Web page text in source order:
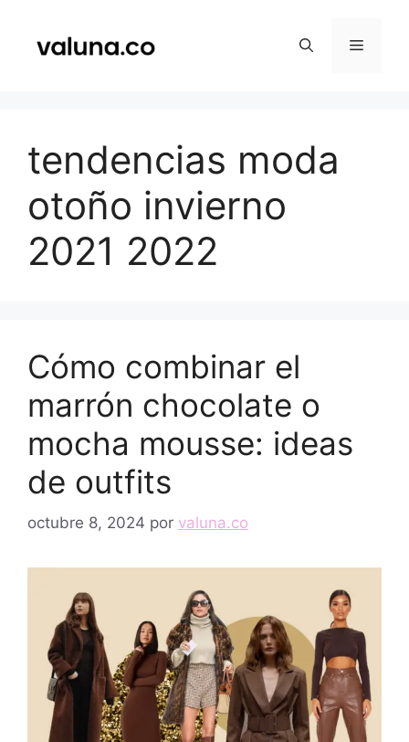
contenido
Menú
tendencias moda
otoño invierno
2021 2022
Cómo combinar el
marrón chocolate o
mocha mousse: ideas
de outfits
octubre 8, 2024 por valuna.co